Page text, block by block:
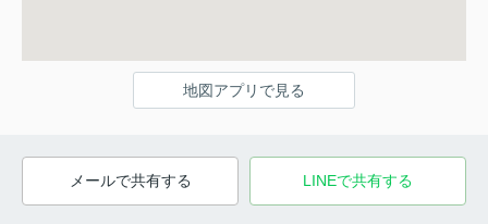
地図アプリで見る
メールで共有する LINEで共有する